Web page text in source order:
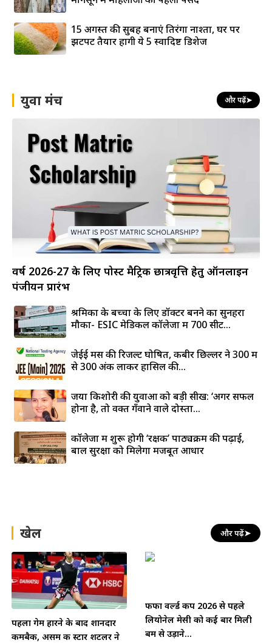
15 अगस्त की सुबह बनाएं तिरंगा नाश्ता, घर पर
झटपट तैयार होंगी ये 5 स्वादिष्ट डिशेज
युवा मंच और पढ़ें➤
वर्ष 2026-27 के लिए पोस्ट मैट्रिक छात्रवृत्ति हेतु ऑनलाइन
पंजीयन प्रारंभ
श्रमिकों के बच्चों के लिए डॉक्टर बनने का सुनहरा
मौका- ESIC मेडिकल कॉलेजों में 700 सीटें...
जेईई मेंस की रिजल्ट घोषित, कबीर छिल्लर ने 300 में
से 300 अंक लाकर हासिल की...
जया किशोरी की युवाओं को बड़ी सीख: ‘अगर सफल
होना है, तो वक्त गँवाने वाले दोस्तों...
कॉलेजों में शुरू होगी ‘रक्षक’ पाठ्यक्रम की पढ़ाई,
बाल सुरक्षा को मिलेगा मजबूत आधार
खेल और पढ़ें➤
पहला गेम हारने के बाद शानदार
कमबैक, असम की स्टार शटलर ने
फीफा वर्ल्ड कप 2026 से पहले
लियोनेल मेसी को कई बार मिली
बम से उड़ाने...